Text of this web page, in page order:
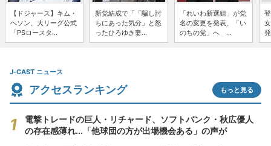
【ドジャース】キム・
ヘソン、大リーグ公式
「PSロースタ...
新党結成で「「騙し討
ちにあった気分」と怒
ったひろゆき妻...
「れいわ新選組」が党
名の変更を発表、「い
のちの党」へ ...
J-CAST ニュース
アクセスランキング もっと見る
電撃トレードの巨人・リチャード、ソフトバンク・秋広優人
の存在感薄れ...「他球団の方が出場機会ある」の声が